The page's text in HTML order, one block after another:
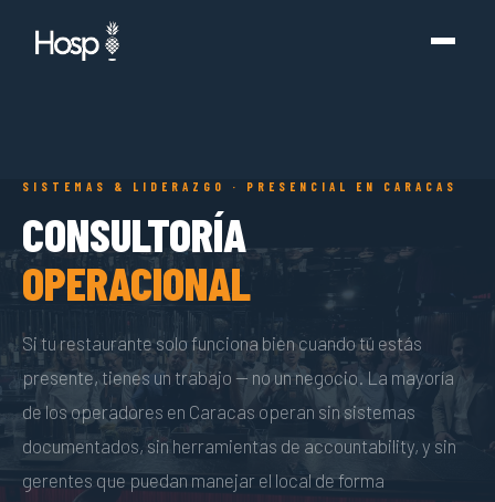
SISTEMAS & LIDERAZGO · PRESENCIAL EN CARACAS
CONSULTORÍA
OPERACIONAL
Si tu restaurante solo funciona bien cuando tú estás
presente, tienes un trabajo — no un negocio. La mayoría
de los operadores en Caracas operan sin sistemas
documentados, sin herramientas de accountability, y sin
gerentes que puedan manejar el local de forma